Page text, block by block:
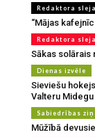
Redaktora sleja
“Mājas
Redaktora sleja
Sākas solārais
Dienas izvēle
Sieviešu
Valteru Midegu
Sabiedrības
Mūžībā